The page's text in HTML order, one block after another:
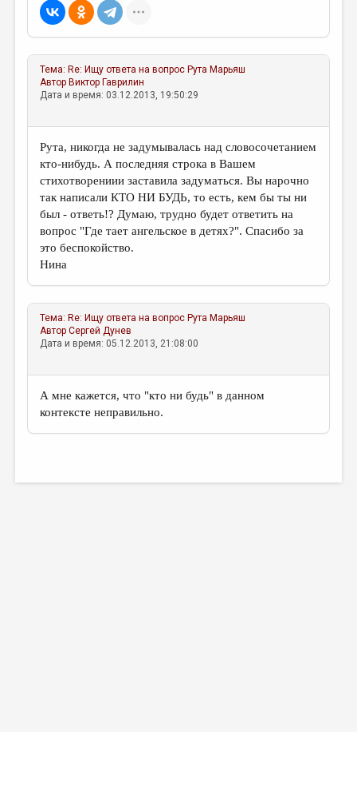
Тема: Re: Ищу ответа на вопрос Рута Марьяш
Автор Виктор Гаврилин
Дата и время: 03.12.2013, 19:50:29
Рута, никогда не задумывалась над словосочетанием
кто-нибудь. А последняя строка в Вашем
стихотворениии заставила задуматься. Вы нарочно
так написали КТО НИ БУДЬ, то есть, кем бы ты ни
был - ответь!? Думаю, трудно будет ответить на
вопрос "Где тает ангельское в детях?". Спасибо за
это беспокойство.
Нина
Тема: Re: Ищу ответа на вопрос Рута Марьяш
АвторСергей Дунев
Дата и время: 05.12.2013, 21:08:00
А мне кажется, что "кто ни будь" в данном
контексте неправильно.